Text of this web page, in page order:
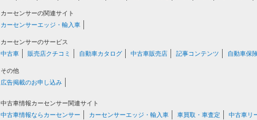
カーセンサーの関連サイト
カーセンサーエッジ・輸入車
カーセンサーのサービス
中古車
販売店クチコミ 自動車カタログ 中古車販売店 記事コンテンツ 自動車保
その他
広告掲載のお申し込み
中古車情報カーセンサー関連サイト
中古車情報ならカーセンサー
カーセンサーエッジ・輸入車 車買取・車査定 中古車リ